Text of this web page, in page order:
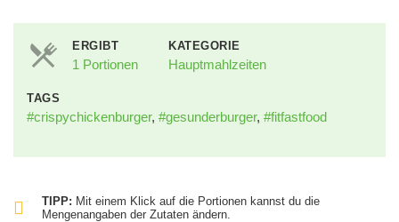
ERGIBT
1 Portionen
KATEGORIE
Hauptmahlzeiten
TAGS
#crispychickenburger, #gesunderburger, #fitfastfood
TIPP: Mit einem Klick auf die Portionen kannst du die
Mengenangaben der Zutaten ändern.